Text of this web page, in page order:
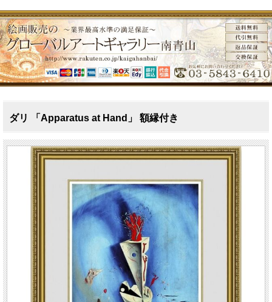
ダリ 「Apparatus at Hand」 額縁付き